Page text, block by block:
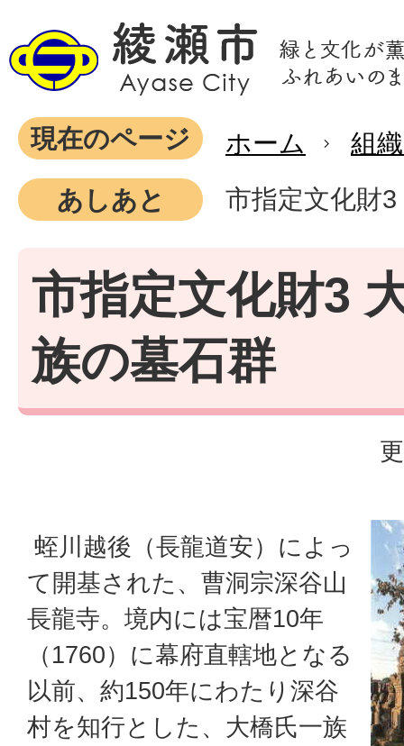
現在のページ ホーム
組
あしあと
市指定文化財
市指定文化財3
族の墓石群
蛭川越後（長龍道安）によっ
て開基された、曹洞宗深谷山
長龍寺。境内には宝暦10年
（1760）に幕府直轄地となる
以前、約150年にわたり深谷
村を知行とした、大橋氏一族